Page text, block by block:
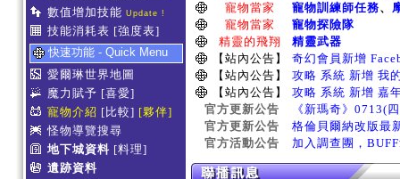
數值增加技能 Update !
技能消耗表 [強度表]
快速功能 - Quick Menu
愛爾琳世界地圖
魔力賦予 [喜愛]
寵物介紹 [比較] [夥伴]
怪物導覽搜尋
地下城資料 [料理]
遺跡資料
寵物當家
寵物訓練師任務、
寵物當家
寵物探險隊
精靈的飛翔
精靈武器
【站內公告】
奇幻會員新增
【站內公告】
攻略 系統 新增 我
【站內公告】
攻略 系統 新增 嘉
官方更新公告
《新瑪奇》0713(
官方更新公告
格倫貝爾納改版最
官方活動公告
加入調查團，